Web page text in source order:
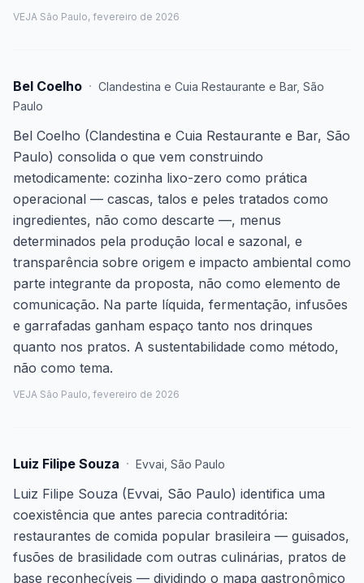
VEJA São Paulo, fevereiro de 2026
Bel Coelho · Clandestina e Cuia Restaurante e Bar, São
Paulo
Bel Coelho (Clandestina e Cuia Restaurante e Bar, São
Paulo) consolida o que vem construindo
metodicamente: cozinha lixo-zero como prática
operacional — cascas, talos e peles tratados como
ingredientes, não como descarte —, menus
determinados pela produção local e sazonal, e
transparência sobre origem e impacto ambiental como
parte integrante da proposta, não como elemento de
comunicação. Na parte líquida, fermentação, infusões
e garrafadas ganham espaço tanto nos drinques
quanto nos pratos. A sustentabilidade como método,
não como tema.
VEJA São Paulo, fevereiro de 2026
Luiz Filipe Souza · Evvai São Paulo
Luiz Filipe Souza (Evvai, São Paulo) identifica uma
coexistência que antes parecia contraditória:
restaurantes de comida popular brasileira — guisados,
fusões de brasilidade com outras culinárias, pratos de
base reconhecíveis — dividindo o mapa gastronômico